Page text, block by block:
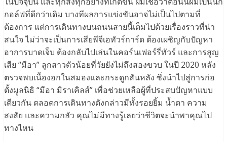
กอล์ฟที่ดีกว่าเดิม บางทีผลการแข่งขันอาจไม่เป็นไปตามที่
ต้องการ แต่การเดินทางบนถนนสายนี้เต็มไปด้วยเรื่องราวที่น่า
สนใจ ไม่ว่าจะเป็นการเสียพีจีเอทัวร์การ์ด ต้องเผชิญกับปัญหา
อาการบาดเจ็บ ต้องกลับไปเล่นในคอร์นเฟอร์รี่ทัวร์ และการสูญ
เสีย “มีอา” ลูกสาวตัวน้อยที่วัยยังไม่ถึงสองขวบ ในปี 2020 หลัง
ตรวจพบเนื้องอกในสมองและกระดูกสันหลัง ซึ่งนำไปสู่การก่อ
ตั้งมูลนิธิ “มีอา มิราเคิลส์” เพื่อช่วยเหลือผู้ที่ประสบปัญหาแบบ
เดียวกัน ตลอดการเดินทางดังกล่าวมีทั้งรอยยิ้ม น้ำตา ความ
สงสัย และความกลัว คุณไม่มีทางรู้เลยว่าชีวิตจะนำพาคุณไป
ทางไหน